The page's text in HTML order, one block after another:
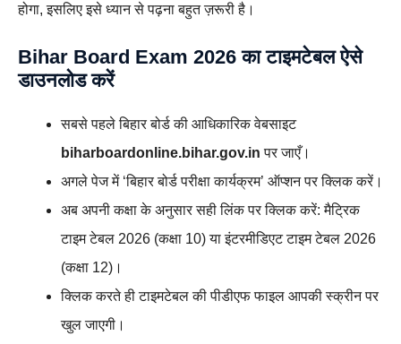
होगा, इसलिए इसे ध्यान से पढ़ना बहुत ज़रूरी है।
Bihar Board Exam 2026 का टाइमटेबल ऐसे
डाउनलोड करें
सबसे पहले बिहार बोर्ड की आधिकारिक वेबसाइट
biharboardonline.bihar.gov.in पर जाएँ।
अगले पेज में ‘बिहार बोर्ड परीक्षा कार्यक्रम’ ऑप्शन पर क्लिक करें।
अब अपनी कक्षा के अनुसार सही लिंक पर क्लिक करें: मैट्रिक
टाइम टेबल 2026 (कक्षा 10) या इंटरमीडिएट टाइम टेबल 2026
(कक्षा 12)।
क्लिक करते ही टाइमटेबल की पीडीएफ फाइल आपकी स्क्रीन पर
खुल जाएगी।